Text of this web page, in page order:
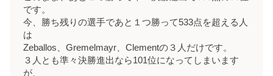
です。
今、勝ち残りの選手であと１つ勝って533点を超える人
は
Zeballos、Gremelmayr、Clementの３人だけです。
３人とも準々決勝進出なら101位になってしまいます
が、